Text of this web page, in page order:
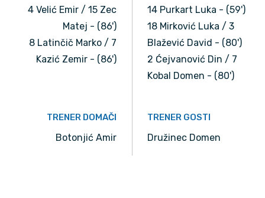
4 Velić Emir / 15 Zec
Matej - (86')
8 Latinčič Marko / 7
Kazić Zemir - (86')
14 Purkart Luka - (59')
18 Mirković Luka / 3
Blažević David - (80')
2 Ćejvanović Din / 7
Kobal Domen - (80')
TRENER DOMAČI
Botonjić Amir
TRENER GOSTI
Družinec Domen